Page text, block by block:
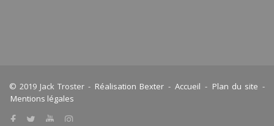
© 2019 Jack Troster - Réalisation Bexter - Accueil - Plan du site -
Mentions légales